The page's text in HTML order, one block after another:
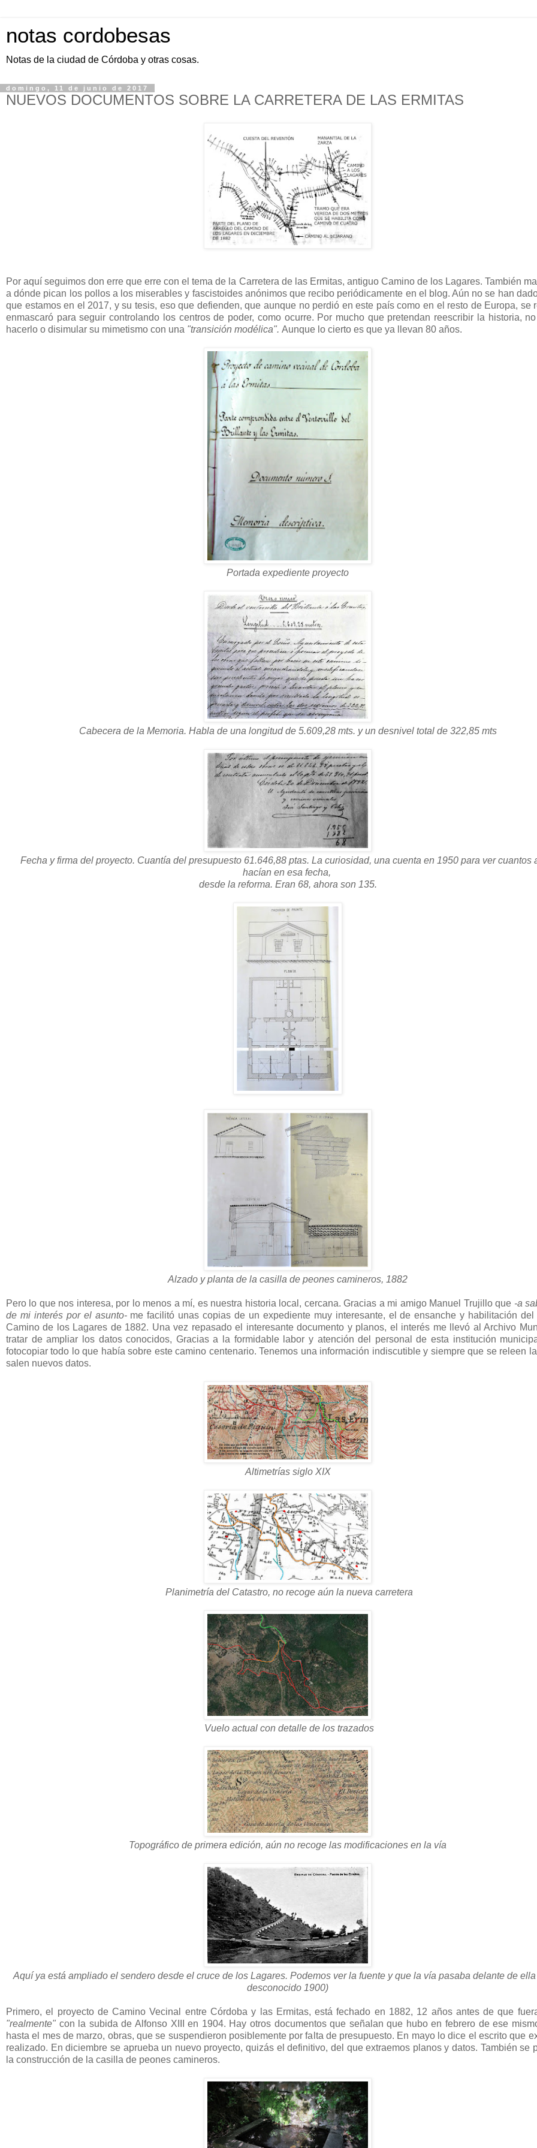
notas cordobesas
Notas de la ciudad de Córdoba y otras cosas.
domingo, 11 de junio de 2017
NUEVOS DOCUMENTOS SOBRE LA CARRETERA DE LAS ERMITAS
Por aquí seguimos don erre que erre con el tema de la Carretera de las Ermitas, antiguo Camino de los Lagares. También
a dónde pican los pollos a los miserables y fascistoides anónimos que recibo periódicamente en el blog. Aún no se han
que estamos en el 2017, y su tesis, eso que defienden, que aunque no perdió en este país como en el resto de Europa, se
enmascaró para seguir controlando los centros de poder, como ocurre. Por mucho que pretendan reescribir la historia,
hacerlo o disimular su mimetismo con una "transición modélica". Aunque lo cierto es que ya llevan 80 años.
Portada expediente proyecto
Cabecera de la Memoria. Habla de una longitud de 5.609,28 mts. y un desnivel total de 322,85 mts
Fecha y firma del proyecto. Cuantía del presupuesto 61.646,88 ptas. La curiosidad, una cuenta en 1950 para ver cuantos
hacían en esa fecha,
desde la reforma. Eran 68, ahora son 135.
Alzado y planta de la casilla de peones camineros, 1882
Pero lo que nos interesa, por lo menos a mí, es nuestra historia local, cercana. Gracias a mi amigo Manuel Trujillo que -a
de mi interés por el asunto- me facilitó unas copias de un expediente muy interesante, el de ensanche y habilitación del
Camino de los Lagares de 1882. Una vez repasado el interesante documento y planos, el interés me llevó al Archivo
tratar de ampliar los datos conocidos, Gracias a la formidable labor y atención del personal de esta institución
fotocopiar todo lo que había sobre este camino centenario. Tenemos una información indiscutible y siempre que se releen
salen nuevos datos.
Altimetrías siglo XIX
Planimetría del Catastro, no recoge aún la nueva carretera
Vuelo actual con detalle de los trazados
Topográfico de primera edición, aún no recoge las modificaciones en la vía
Aquí ya está ampliado el sendero desde el cruce de los Lagares. Podemos ver la fuente y que la vía pasaba delante de ella
desconocido 1900)
Primero, el proyecto de Camino Vecinal entre Córdoba y las Ermitas, está fechado en 1882, 12 años antes de que
"realmente" con la subida de Alfonso XIII en 1904. Hay otros documentos que señalan que hubo en febrero de ese
hasta el mes de marzo, obras, que se suspendieron posiblemente por falta de presupuesto. En mayo lo dice el escrito que
realizado. En diciembre se aprueba un nuevo proyecto, quizás el definitivo, del que extraemos planos y datos. También se
la construcción de la casilla de peones camineros.